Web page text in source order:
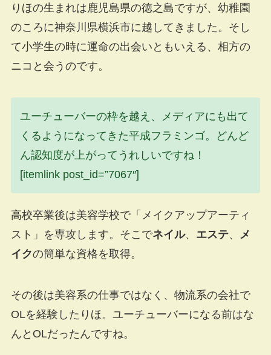
りほの生まれは鹿児島県の徳之島ですが、幼稚園
のころに神奈川県横浜市に越してきました。そし
て小学生の時に運命の出会いともいえる、相方の
ニコと会うのです。
ユーチューバーの枠を越え、メディアにも出て
くるようになってきた平成フラミンゴ。どんど
ん認知度が上がってうれしいですね！
[itemlink post_id=”7067″]
高校卒業後は美容学校で「メイクアップアーティ
スト」を専攻します。そこでネイル、 エステ、 メ
イクの簡単な資格を取得。
その後は美容系の仕事ではなく、物流系の会社で
OLを経験したりほ。ユーチューバーになる前はな
んとOLだったんですね。